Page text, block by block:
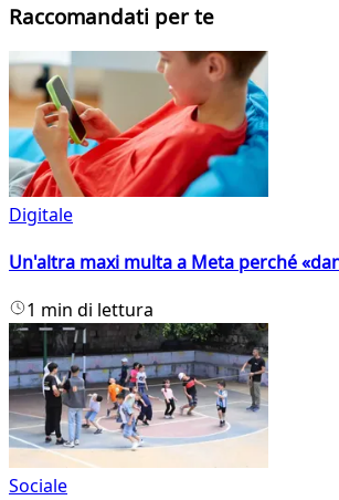
Raccomandati per te
Digitale
Un'altra maxi multa a Meta perché
1 min di lettura
Sociale